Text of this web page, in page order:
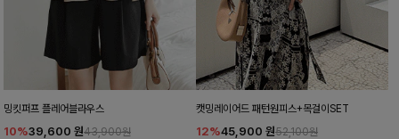
밍킷퍼프 플레어블라우스
10%39,600 원43,900원
캣밍레이어드 패턴원피스+목걸이SET
12%45,900 원52,100원